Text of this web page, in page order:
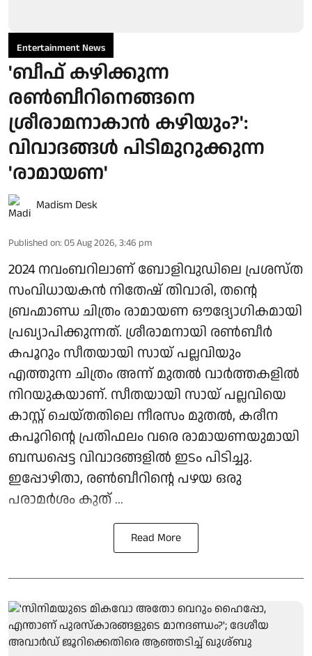
Entertainment News
'ബീഫ് കഴിക്കുന്ന
രൺബീറിനെങ്ങനെ
ശ്രീരാമനാകാൻ കഴിയും?':
വിവാദങ്ങൾ പിടിമുറുക്കുന്ന
'രാമായണ'
Madism Desk
Published on: 05 Aug 2026, 3:46 pm
2024 നവംബറിലാണ് ബോളിവുഡിലെ പ്രശസ്ത
സംവിധായകൻ നിതേഷ് തിവാരി, തന്റെ
ബ്രഹ്മാണ്ഡ ചിത്രം രാമായണ ഔദ്യോഗികമായി
പ്രഖ്യാപിക്കുന്നത്. ശ്രീരാമനായി രൺബീർ
കപൂറും സീതയായി സായ് പല്ലവിയും
എത്തുന്ന ചിത്രം അന്ന് മുതൽ വാർത്തകളിൽ
നിറയുകയാണ്. സീതയായി സായ് പല്ലവിയെ
കാസ്റ്റ് ചെയ്തതിലെ നീരസം മുതൽ, കരീന
കപൂറിന്റെ പ്രതിഫലം വരെ രാമായണയുമായി
ബന്ധപ്പെട്ട വിവാദങ്ങളിൽ ഇടം പിടിച്ചു.
ഇപ്പോഴിതാ, രൺബീറിന്റെ പഴയ ഒരു
പരാമർശം കുത് ...
Read More